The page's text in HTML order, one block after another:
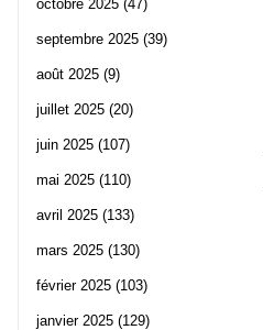
octobre 2025 (47)
septembre 2025 (39)
août 2025 (9)
juillet 2025 (20)
juin 2025 (107)
mai 2025 (110)
avril 2025 (133)
mars 2025 (130)
février 2025 (103)
janvier 2025 (129)